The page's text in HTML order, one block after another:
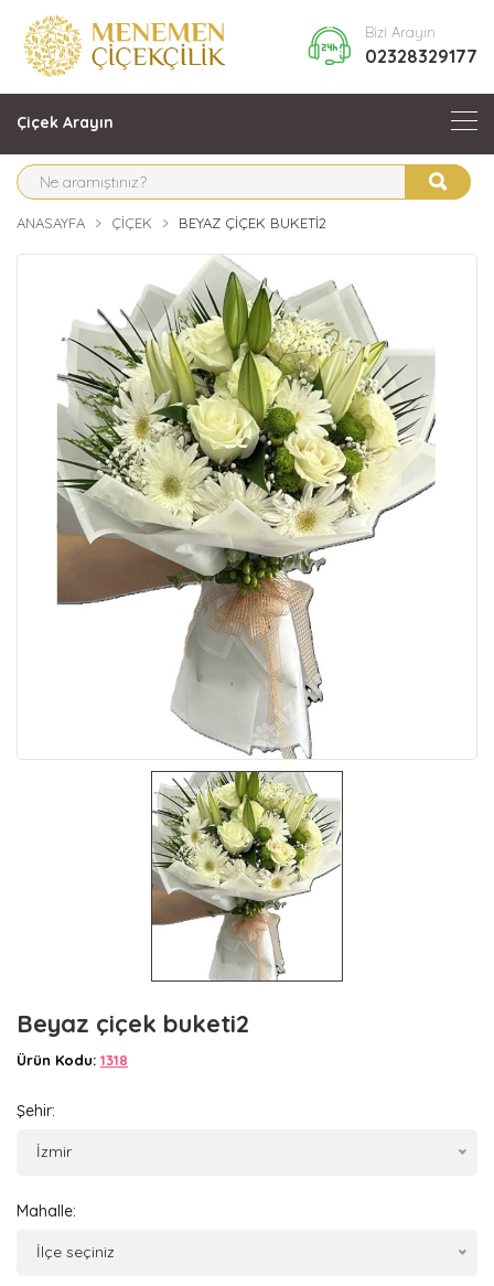
Bizi Arayın
02328329177
Çiçek Arayın
ANASAYFA ÇIÇEK BEYAZ ÇIÇEK BUKETI2
Beyaz çiçek buketi2
Ürün Kodu: 1318
Şehir:
İzmir
Mahalle:
İlçe seçiniz